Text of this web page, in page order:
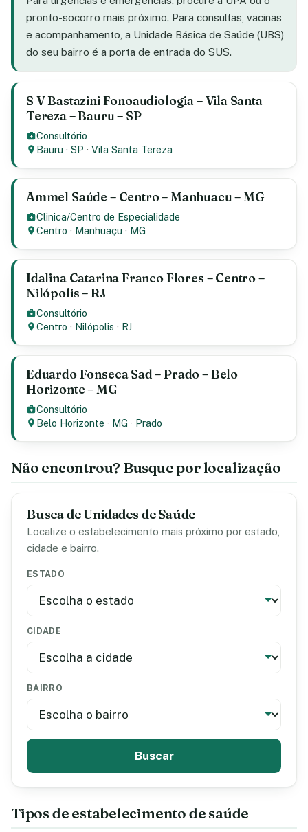
pronto-socorro mais próximo. Para consultas, vacinas
e acompanhamento, a Unidade Básica de Saúde (UBS)
do seu bairro é a porta de entrada do SUS.
S V Bastazini Fonoaudiologia – Vila Santa
Tereza – Bauru – SP
Consultório
Bauru ·SP ·Vila Santa Tereza
Ammel Saúde – Centro – Manhuacu – MG
Clinica/Centro de Especialidade
Centro · Manhuaçu · MG
Idalina Catarina Franco Flores – Centro –
Nilópolis – RJ
Consultório
Centro · Nilópolis · RJ
Eduardo Fonseca Sad – Prado – Belo
Horizonte – MG
Consultório
Belo Horizonte · MG · Prado
Não encontrou? Busque por localização
Busca de Unidades de Saúde
Localize o estabelecimento mais próximo por estado,
cidade e bairro.
ESTADO
CIDADE
BAIRRO
Buscar
Tipos de estabelecimento de saúde